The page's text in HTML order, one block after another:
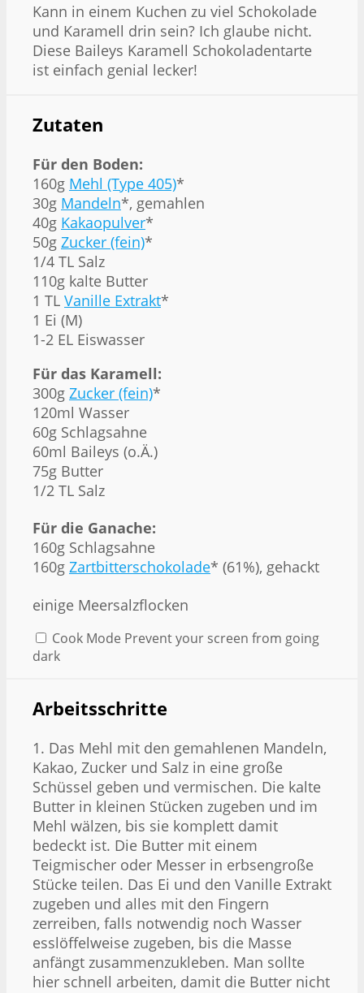
Kann in einem Kuchen zu viel Schokolade
und Karamell drin sein? Ich glaube nicht.
Diese Baileys Karamell Schokoladentarte
ist einfach genial lecker!
Zutaten
Für den Boden:
160g Mehl (Type 405)*
30g Mandeln*, gemahlen
40g Kakaopulver*
50g Zucker (fein)*
1/4 TL Salz
110g kalte Butter
1 TL Vanille Extrakt*
1 Ei (M)
1-2 EL Eiswasser
Für das Karamell:
300g Zucker (fein)*
120ml Wasser
60g Schlagsahne
60ml Baileys (o.Ä.)
75g Butter
1/2 TL Salz
Für die Ganache:
160g Schlagsahne
160g Zartbitterschokolade* (61%), gehackt
einige Meersalzflocken
Cook Mode Prevent your screen from going
dark
Arbeitsschritte
1. Das Mehl mit den gemahlenen Mandeln,
Kakao, Zucker und Salz in eine große
Schüssel geben und vermischen. Die kalte
Butter in kleinen Stücken zugeben und im
Mehl wälzen, bis sie komplett damit
bedeckt ist. Die Butter mit einem
Teigmischer oder Messer in erbsengroße
Stücke teilen. Das Ei und den Vanille Extrakt
zugeben und alles mit den Fingern
zerreiben, falls notwendig noch Wasser
esslöffelweise zugeben, bis die Masse
anfängt zusammenzukleben. Man sollte
hier schnell arbeiten, damit die Butter nicht